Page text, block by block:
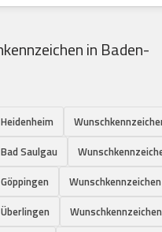
in Baden-
Saulgau